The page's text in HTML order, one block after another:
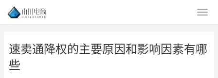
速卖通降权的主要原因和影响因素有哪
些